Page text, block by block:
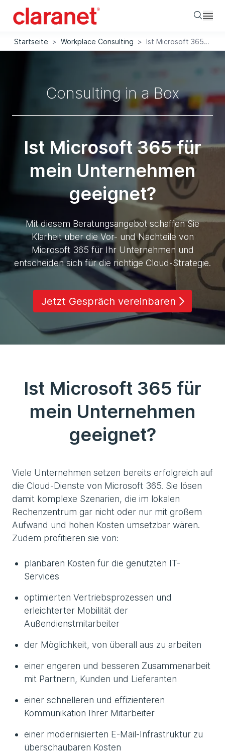
Startseite > Workplace Consulting > Ist Microsoft 365 für mein Unternehmen geeignet?
Consulting in a Box
Ist Microsoft 365 für
mein Unternehmen
geeignet?
Mit diesem Beratungsangebot schaffen Sie
Klarheit über die Vor- und Nachteile von
Microsoft 365 für Ihr Unternehmen und
entscheiden sich für die richtige Cloud-Strategie.
Jetzt Gespräch vereinbaren
Ist Microsoft 365 für
mein Unternehmen
geeignet?
Viele Unternehmen setzen bereits erfolgreich auf
die Cloud-Dienste von Microsoft 365. Sie lösen
damit komplexe Szenarien, die im lokalen
Rechenzentrum gar nicht oder nur mit großem
Aufwand und hohen Kosten umsetzbar wären.
Zudem profitieren sie von:
planbaren Kosten für die genutzten IT-
Services
optimierten Vertriebsprozessen und
erleichterter Mobilität der
Außendienstmitarbeiter
der Möglichkeit, von überall aus zu arbeiten
einer engeren und besseren Zusammenarbeit
mit Partnern, Kunden und Lieferanten
einer schnelleren und effizienteren
Kommunikation Ihrer Mitarbeiter
einer modernisierten E-Mail-Infrastruktur zu
überschaubaren Kosten